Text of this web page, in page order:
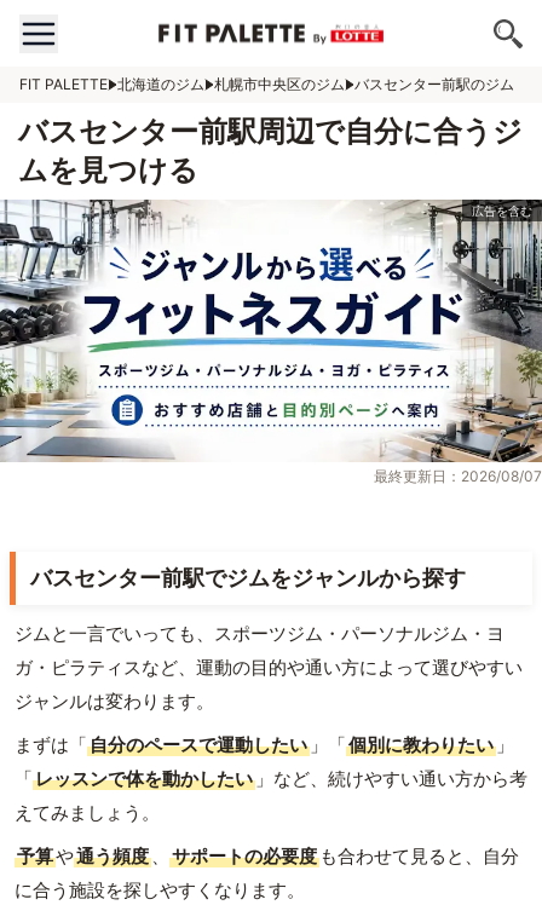
FIT PALETTE 北海道のジム 札幌市中央区のジム バスセンター前駅のジム
バスセンター前駅周辺で自分に合うジ
ムを見つける
最終更新日：2026/08/07
バスセンター前駅でジムをジャンルから探す
ジムと一言でいっても、スポーツジム・パーソナルジム・ヨ
ガ・ピラティスなど、運動の目的や通い方によって選びやすい
ジャンルは変わります。
まずは「自分のペースで運動したい 」「個別に教わりたい 」
「レッスンで体を動かしたい 」など、続けやすい通い方から考
えてみましょう。
予算や通う頻度 、 サポートの必要度 も合わせて見ると、自分
に合う施設を探しやすくなります。